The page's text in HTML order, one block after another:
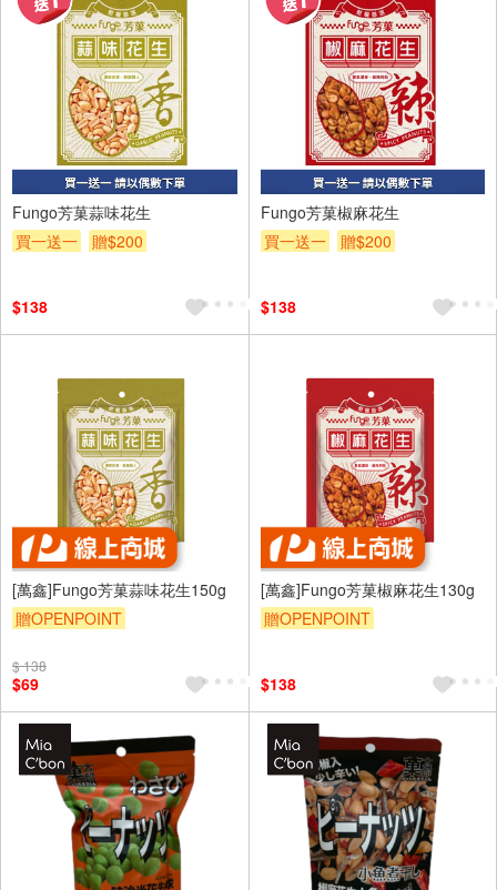
Fungo芳菓蒜味花生
買一送一
贈$200
$138
Fungo芳菓椒麻花生
買一送一
贈$200
$138
[萬鑫]Fungo芳菓蒜味花生150g
贈OPENPOINT
$ 138
$69
[萬鑫]Fungo芳菓椒麻花生130g
贈OPENPOINT
$138